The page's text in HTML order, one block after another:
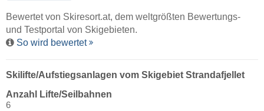
Bewertet von Skiresort.at, dem weltgrößten Bewertungs-
und Testportal von Skigebieten.
So wird bewertet
Skilifte/Aufstiegsanlagen vom Skigebiet Strandafjellet
Anzahl Lifte/Seilbahnen
6